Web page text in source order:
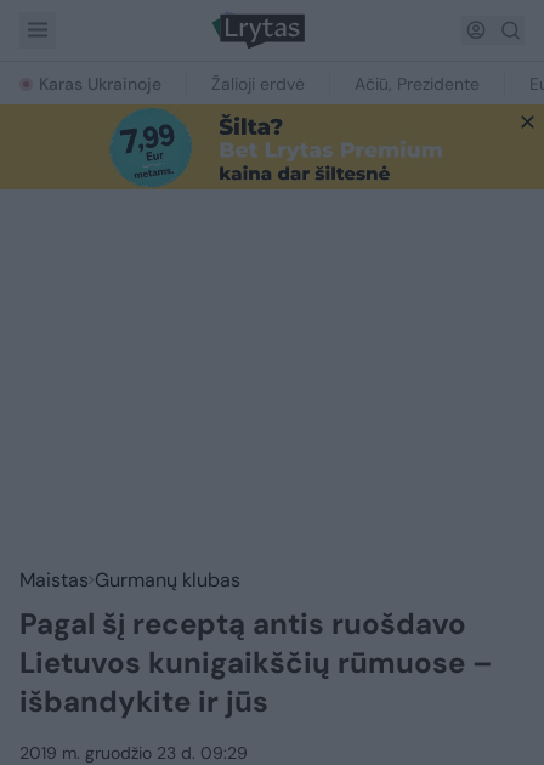
Karas Ukrainoje Žalioji erdvė Ačiū, Prezidente
Maistas Gurmanų klubas
Pagal šį receptą antis ruošdavo
Lietuvos kunigaikščių rūmuose –
išbandykite ir jūs
2019 m. gruodžio 23 d. 09:29